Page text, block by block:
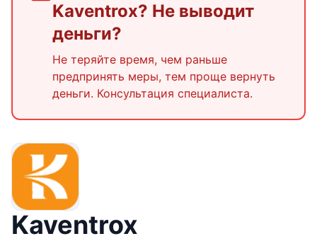
Kaventrox? Не выводит
деньги?
Не теряйте время, чем раньше
предпринять меры, тем проще вернуть
деньги. Консультация специалиста.
Kaventrox